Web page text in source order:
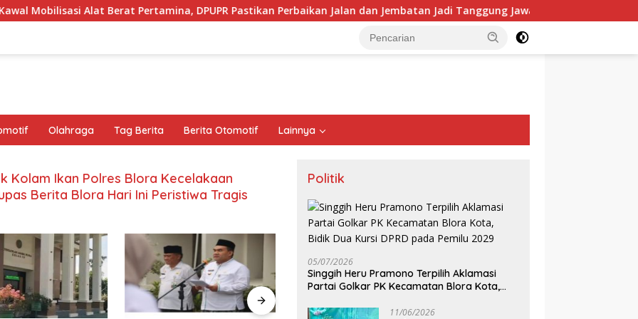
Berat Pertamina, DPUPR Pastikan Perbaikan Jalan dan Jembatan Jadi Tanggung Jawab Perusahaan
Olahraga Tag Berita Berita Otomotif Lainnya
Kolam Ikan Polres Blora Kecelakaan
Berita Blora Hari Ini Peristiwa Tragis
Politik
05/07/2026
Singgih Heru Pramono Terpilih Aklamasi
Partai Golkar PK Kecamatan Blora Kota,
11/06/2026